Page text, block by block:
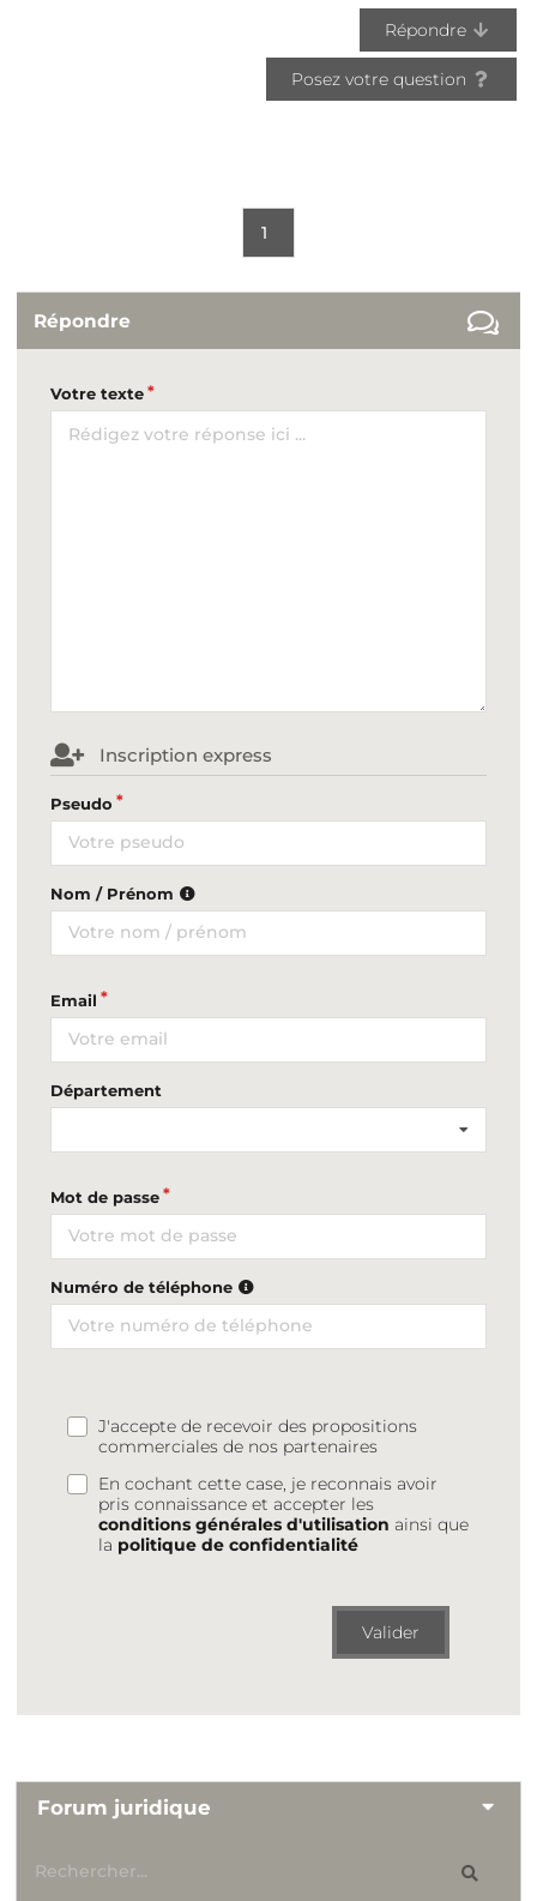
Répondre
Posez votre question
1
Répondre
Votre texte
Inscription express
Pseudo
Nom / Prénom
Email
Département
Mot de passe
Numéro de téléphone
J'accepte de recevoir des propositions
commerciales de nos partenaires
En cochant cette case, je reconnais avoir
pris connaissance et accepter les
conditions générales d'utilisation ainsi que
la politique de confidentialité
Valider
Forum juridique